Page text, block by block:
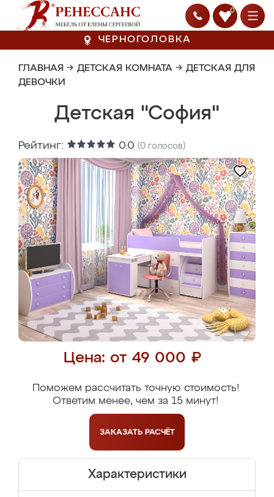
0
ЧЕРНОГОЛОВКА
ГЛАВНАЯ → ДЕТСКАЯ КОМНАТА → ДЕТСКАЯ ДЛЯ
ДЕВОЧКИ
Детская "София"
Рейтинг: 0.0 (0 голосов)
Цена: от 49 000 ₽
Поможем рассчитать точную стоимость!
Ответим менее, чем за 15 минут!
ЗАКАЗАТЬ РАСЧЁТ
Характеристики